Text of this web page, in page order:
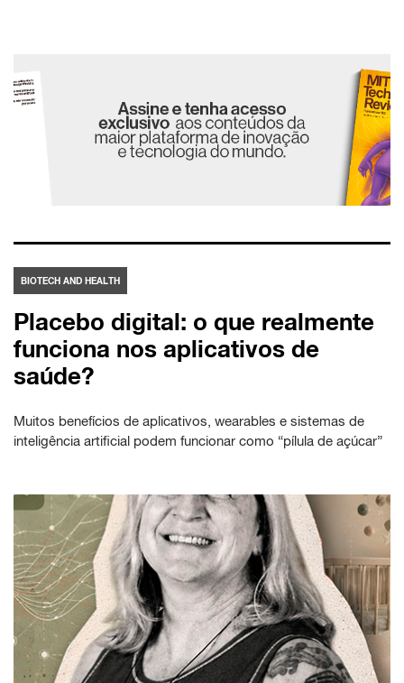
BIOTECH AND HEALTH
Placebo digital: o que realmente
funciona nos aplicativos de
saúde?
Muitos benefícios de aplicativos, wearables e sistemas de
inteligência artificial podem funcionar como “pílula de açúcar”